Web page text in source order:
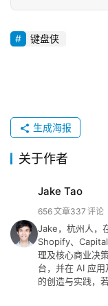
&
言
键盘侠
生成海报
关于作者
Jake Tao
656文章337 评论
Jake，杭州人，
Shopify、
理及核心商业决
台，并在 AI 应
的创造与实践，